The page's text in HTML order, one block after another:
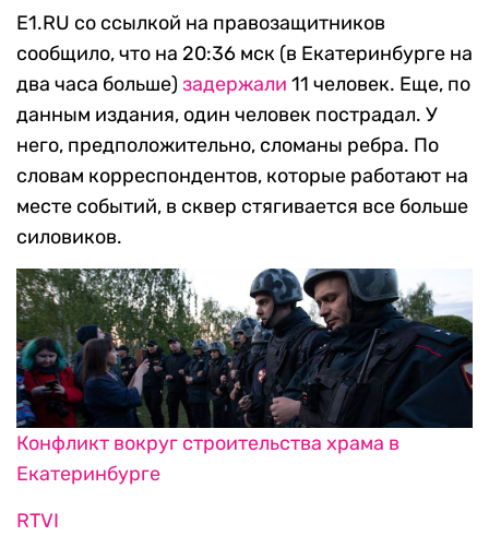
Е1.RU со ссылкой на правозащитников
сообщило, что на 20:36 мск (в Екатеринбурге на
два часа больше) задержали 11 человек. Еще, по
данным издания, один человек пострадал. У
него, предположительно, сломаны ребра. По
словам корреспондентов, которые работают на
месте событий, в сквер стягивается все больше
силовиков.
Конфликт вокруг строительства храма в
Екатеринбурге
RTVI